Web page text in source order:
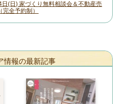
(日) 家づくり無料相談会＆不動産売
全予約制）
情報の最新記事